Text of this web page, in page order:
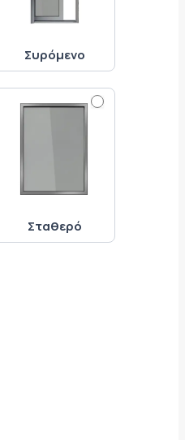
Συρόμενο
Σταθερό